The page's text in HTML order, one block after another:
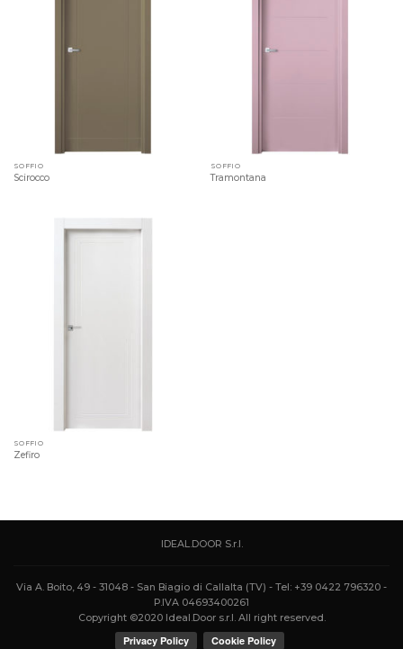
SOFFIO
Scirocco
SOFFIO
Tramontana
SOFFIO
Zefiro
IDEAL.DOOR S.r.l.
Via A. Boito, 49 - 31048 - San Biagio di Callalta (TV) - Tel: +39 0422 796320 -
P.IVA 04693400261
Copyright ©2020 Ideal.Door s.r.l. All right reserved.